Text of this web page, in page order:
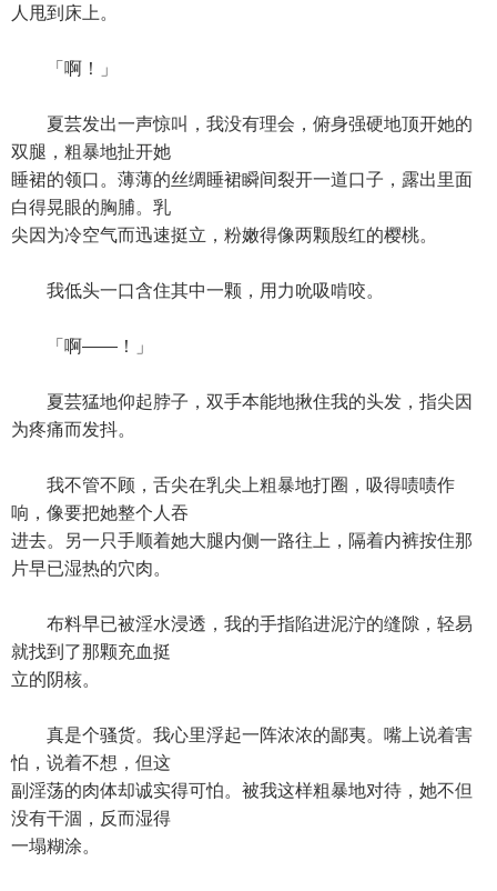
人甩到床上。
「啊！」
夏芸发出一声惊叫，我没有理会，俯身强硬地顶开她的
双腿，粗暴地扯开她
睡裙的领口。薄薄的丝绸睡裙瞬间裂开一道口子，露出里面
白得晃眼的胸脯。乳
尖因为冷空气而迅速挺立，粉嫩得像两颗殷红的樱桃。
我低头一口含住其中一颗，用力吮吸啃咬。
「啊——！」
夏芸猛地仰起脖子，双手本能地揪住我的头发，指尖因
为疼痛而发抖。
我不管不顾，舌尖在乳尖上粗暴地打圈，吸得啧啧作
响，像要把她整个人吞
进去。另一只手顺着她大腿内侧一路往上，隔着内裤按住那
片早已湿热的穴肉。
布料早已被淫水浸透，我的手指陷进泥泞的缝隙，轻易
就找到了那颗充血挺
立的阴核。
真是个骚货。我心里浮起一阵浓浓的鄙夷。嘴上说着害
怕，说着不想，但这
副淫荡的肉体却诚实得可怕。被我这样粗暴地对待，她不但
没有干涸，反而湿得
一塌糊涂。